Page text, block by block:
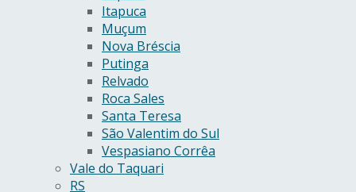
Itapuca
Muçum
Nova Bréscia
Putinga
Relvado
Roca Sales
Santa Teresa
São Valentim do Sul
Vespasiano Corrêa
Vale do Taquari
RS